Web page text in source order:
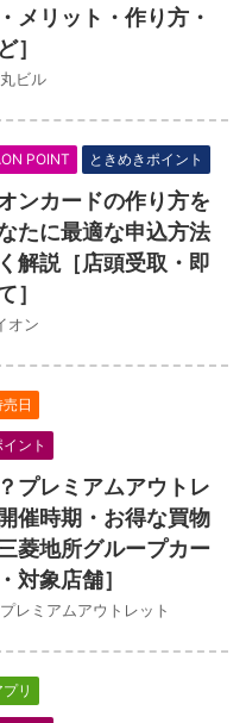
メリット・作り方・
］
丸ビル
POINT ときめきポイント
ンカードの作り方を
たに最適な申込方法
解説［店頭受取・即
］
オン
日
ント
プレミアムアウトレ
催時期・お得な買物
菱地所グループカー
対象店舗］
プレミアムアウトレット
リ